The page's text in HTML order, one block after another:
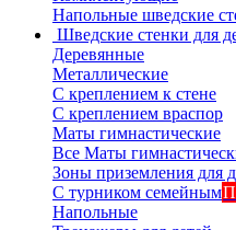
Напольные шведские
Шведские стенки для
Деревянные
Металлические
С креплением к стене
С креплением враспор
Маты гимнастические
Все Маты
Зоны приземления для
С турником семейным
Напольные